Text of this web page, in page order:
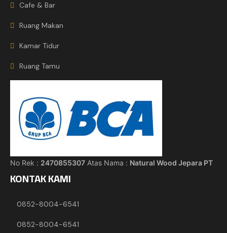
Cafe & Bar
Ruang Makan
Kamar Tidur
Ruang Tamu
No Rek : 2470855307 Atas Nama : Natural Wood Jepara PT
KONTAK KAMI
0852-8004-6541
0852-8004-6541